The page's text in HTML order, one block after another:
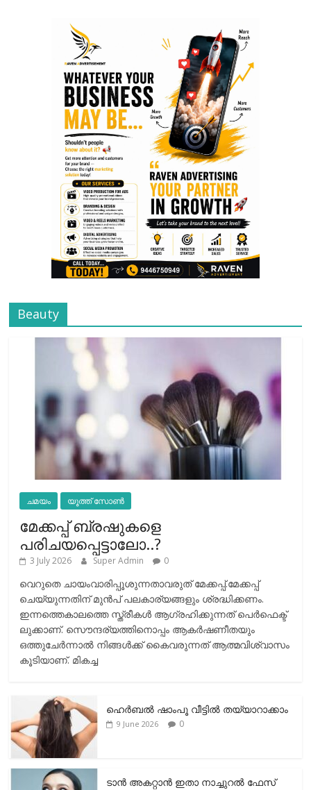
Beauty
ചമയം യൂത്ത് സോൺ
മേക്കപ്പ് ബ്രഷുകളെ
പരിചയപ്പെട്ടാലോ..?
3 July 2026 Super Admin 0
വെറുതെ ചായംവാരിപ്പൂശുന്നതാവരുത് മേക്കപ്പ്.മേക്കപ്പ്
ചെയ്യുന്നതിന് മുന്‍പ് പലകാര്യങ്ങളും ശ്രദ്ധിക്കണം.
ഇന്നത്തെകാലത്തെ സ്ത്രീകള്‍ ആഗ്രഹിക്കുന്നത് പെര്‍ഫെക്ട്
ലുക്കാണ്. സൌന്ദര്യത്തിനൊപ്പം ആകര്‍ഷണീതയും
ഒത്തുചേര്‍ന്നാല്‍ നിങ്ങള്‍ക്ക് കൈവരുന്നത് ആത്മവിശ്വാസം
കൂടിയാണ്. മികച്ച
ഹെര്‍ബല്‍ ഷാംപൂ വീട്ടില്‍ തയ്യാറാക്കാം
9 June 2026 0
ടാന്‍ അകറ്റാന്‍ ഇതാ നാച്ചുറല്‍ ഫേസ്